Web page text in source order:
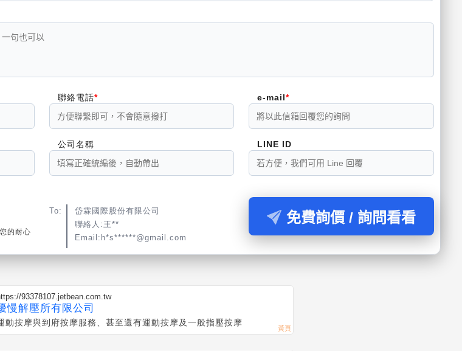
聯絡電話 e-mail
公司名稱 LINE ID
的耐心
To:
岱霖國際股份有限公司
聯絡人:王**
Email:h*s******@gmail.com
免費詢價 / 詢問看看
93378107.jetbean.com.tw
慢解壓所有限公司
動按摩與到府按摩服務、甚至還有運動按摩及一般指壓按摩